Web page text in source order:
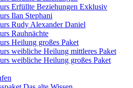
Erfüllte Beziehungen Exklusiv
Ilan Stephani
Rudy Alexander Daniel
Rauhnächte
Heilung großes Paket
weibliche Heilung mittleres Paket
weibliche Heilung großes Paket